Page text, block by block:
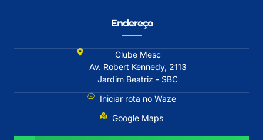
Endereço
Clube Mesc
Av. Robert Kennedy, 2113
Jardim Beatriz - SBC
Iniciar rota no Waze
Google Maps